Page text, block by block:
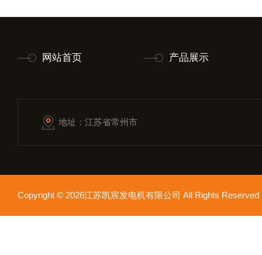
网站首页 产品展示
地址：江苏省常州市
Copyright © 2026江苏凯宸发电机有限公司 All Rights